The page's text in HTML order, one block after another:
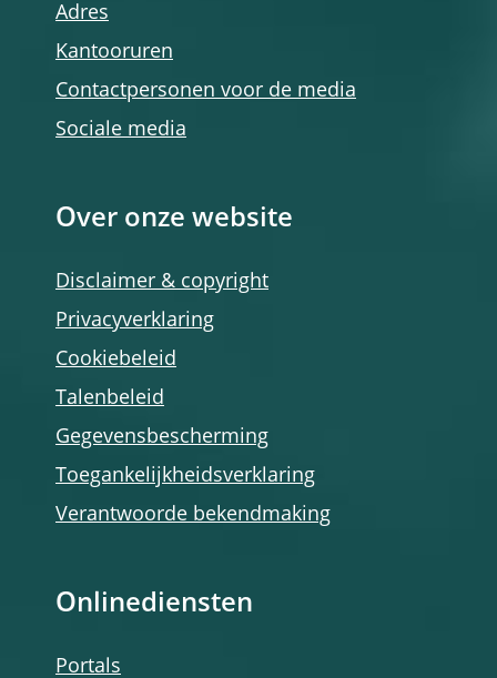
Adres
Kantooruren
Contactpersonen voor de media
Sociale media
Over onze website
Disclaimer & copyright
Privacyverklaring
Cookiebeleid
Talenbeleid
Gegevensbescherming
Toegankelijkheidsverklaring
Verantwoorde bekendmaking
Onlinediensten
Portals